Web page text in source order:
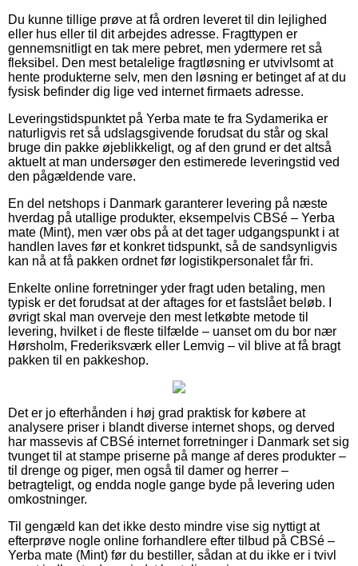
Du kunne tillige prøve at få ordren leveret til din lejlighed
eller hus eller til dit arbejdes adresse. Fragttypen er
gennemsnitligt en tak mere pebret, men ydermere ret så
fleksibel. Den mest betalelige fragtløsning er utvivlsomt at
hente produkterne selv, men den løsning er betinget af at du
fysisk befinder dig lige ved internet firmaets adresse.
Leveringstidspunktet på Yerba mate te fra Sydamerika er
naturligvis ret så udslagsgivende forudsat du står og skal
bruge din pakke øjeblikkeligt, og af den grund er det altså
aktuelt at man undersøger den estimerede leveringstid ved
den pågældende vare.
En del netshops i Danmark garanterer levering på næste
hverdag på utallige produkter, eksempelvis CBSé – Yerba
mate (Mint), men vær obs på at det tager udgangspunkt i at
handlen laves før et konkret tidspunkt, så de sandsynligvis
kan nå at få pakken ordnet før logistikpersonalet får fri.
Enkelte online forretninger yder fragt uden betaling, men
typisk er det forudsat at der aftages for et fastslået beløb. I
øvrigt skal man overveje den mest letkøbte metode til
levering, hvilket i de fleste tilfælde – uanset om du bor nær
Hørsholm, Frederiksværk eller Lemvig – vil blive at få bragt
pakken til en pakkeshop.
Det er jo efterhånden i høj grad praktisk for købere at
analysere priser i blandt diverse internet shops, og derved
har massevis af CBSé internet forretninger i Danmark set sig
tvunget til at stampe priserne på mange af deres produkter –
til drenge og piger, men også til damer og herrer –
betragteligt, og endda nogle gange byde på levering uden
omkostninger.
Til gengæld kan det ikke desto mindre vise sig nyttigt at
efterprøve nogle online forhandlere efter tilbud på CBSé –
Yerba mate (Mint) før du bestiller, sådan at du ikke er i tvivl